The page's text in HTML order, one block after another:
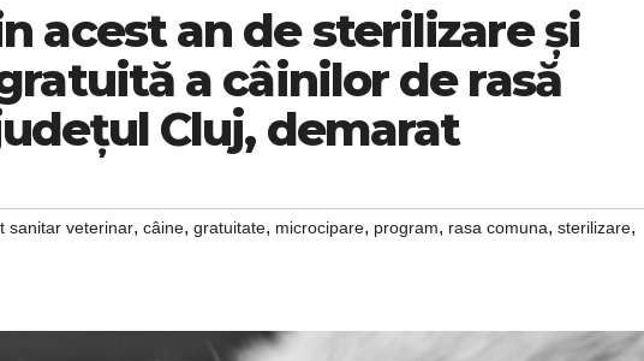
acest an de sterilizare și
a câinilor de rasă
Cluj, demarat
sanitar veterinar, câine, gratuitate, microcipare, program, rasa comuna, sterilizare,